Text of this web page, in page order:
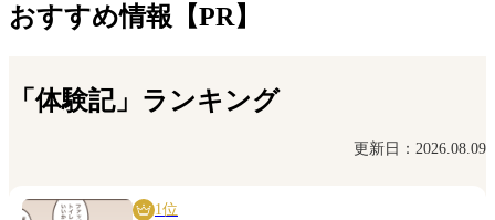
おすすめ情報【PR】
「体験記」ランキング
更新日：2026.08.09
1位